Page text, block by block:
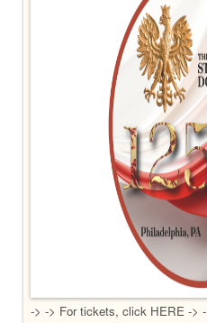
-> -> For tickets, click HERE ->